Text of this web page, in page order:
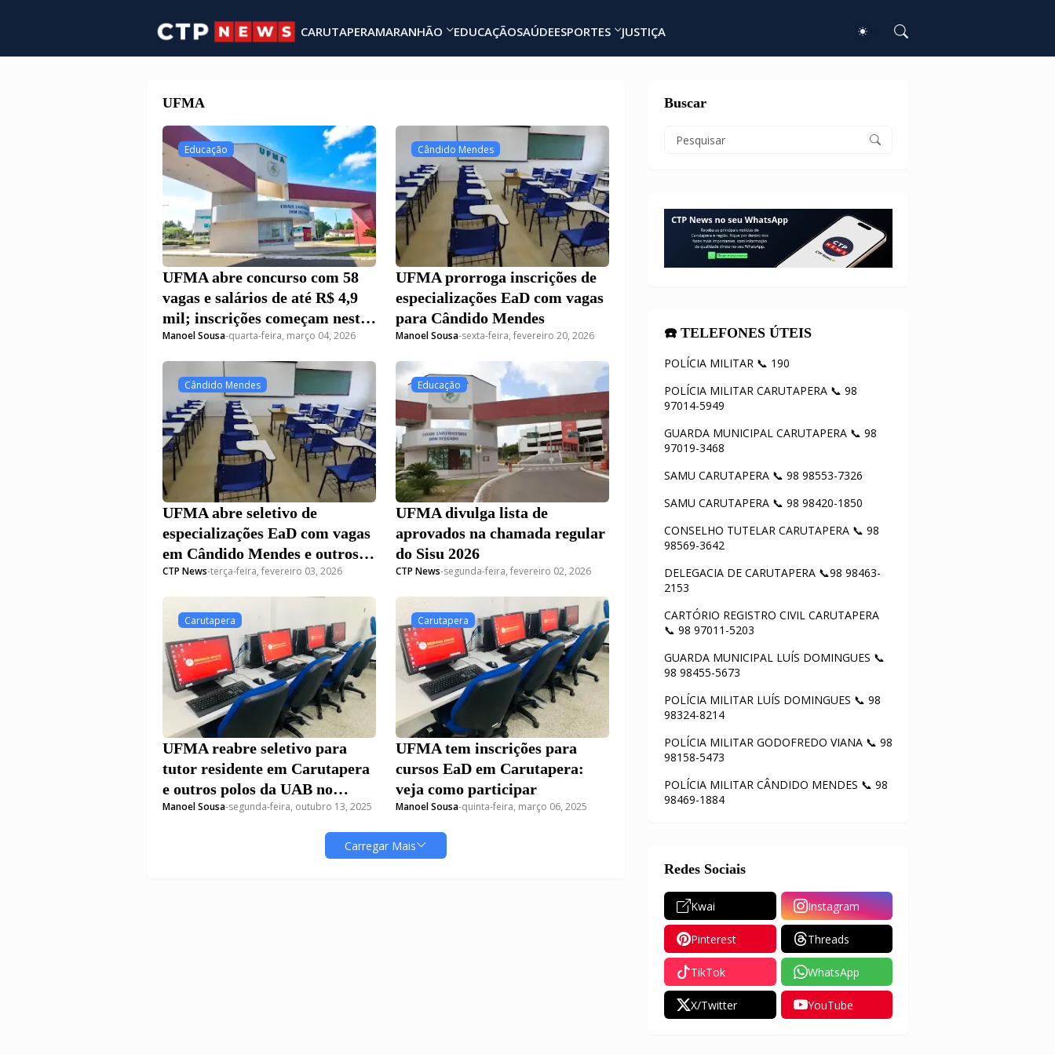
CARUTAPERAMARANHÃO EDUCAÇÃOSAÚDEESPORTES JUSTIÇA
UFMA
Educação
UFMA abre concurso com 58
vagas e salários de até R$ 4,9
mil; inscrições começam nesta
quarta-feira (4)
Manoel Sousa-quarta-feira, março 04, 2026
Cândido Mendes
UFMA prorroga inscrições de
especializações EaD com vagas
para Cândido Mendes
Manoel Sousa-sexta-feira, fevereiro 20, 2026
Cândido Mendes
UFMA abre seletivo de
especializações EaD com vagas
em Cândido Mendes e outros
polos do Maranhão
CTP News-terça-feira, fevereiro 03, 2026
Educação
UFMA divulga lista de
aprovados na chamada regular
do Sisu 2026
CTP News-segunda-feira, fevereiro 02, 2026
Carutapera
UFMA reabre seletivo para
tutor residente em Carutapera
e outros polos da UAB no
Maranhão
Manoel Sousa-segunda-feira, outubro 13, 2025
Carutapera
UFMA tem inscrições para
cursos EaD em Carutapera:
veja como participar
Manoel Sousa-quinta-feira, março 06, 2025
Carregar Mais
Buscar
☎️ TELEFONES ÚTEIS
POLÍCIA MILITAR 📞 190
POLÍCIA MILITAR CARUTAPERA 📞 98
97014-5949
GUARDA MUNICIPAL CARUTAPERA 📞 98
97019-3468
SAMU CARUTAPERA 📞 98 98553-7326
SAMU CARUTAPERA 📞 98 98420-1850
CONSELHO TUTELAR CARUTAPERA 📞 98
98569-3642
DELEGACIA DE CARUTAPERA 📞98 98463-
2153
CARTÓRIO REGISTRO CIVIL CARUTAPERA
📞 98 97011-5203
GUARDA MUNICIPAL LUÍS DOMINGUES 📞
98 98455-5673
POLÍCIA MILITAR LUÍS DOMINGUES 📞 98
98324-8214
POLÍCIA MILITAR GODOFREDO VIANA 📞 98
98158-5473
POLÍCIA MILITAR CÂNDIDO MENDES 📞 98
98469-1884
Redes Sociais
Kwai Instagram
Pinterest Threads
TikTok WhatsApp
X/Twitter YouTube